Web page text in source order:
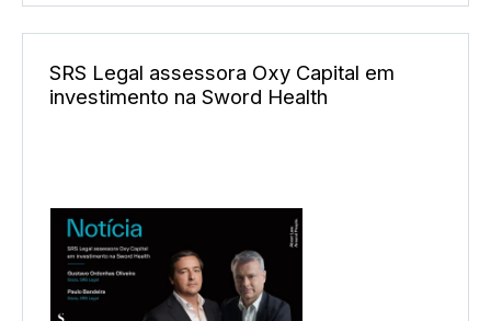
SRS Legal assessora Oxy Capital em
investimento na Sword Health